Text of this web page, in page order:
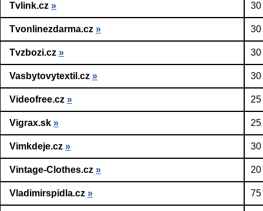
Tvlink.cz » 30
Tvonlinezdarma.cz » 30
Tvzbozi.cz » 30
Vasbytovytextil.cz » 30
Videofree.cz »
Vigrax.sk »
Vimkdeje.cz » 30
Vintage-Clothes.cz »
Vladimirspidla.cz » 75